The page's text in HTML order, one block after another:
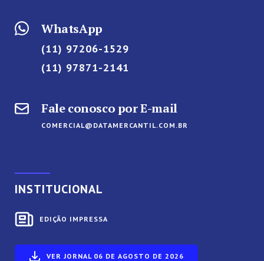
WhatsApp
(11) 97206-1529
(11) 97871-2141
Fale conosco por E-mail
COMERCIAL@DATAMERCANTIL.COM.BR
INSTITUCIONAL
EDIÇÃO IMPRESSA
VER JORNAL 06 DE AGOSTO DE 2026